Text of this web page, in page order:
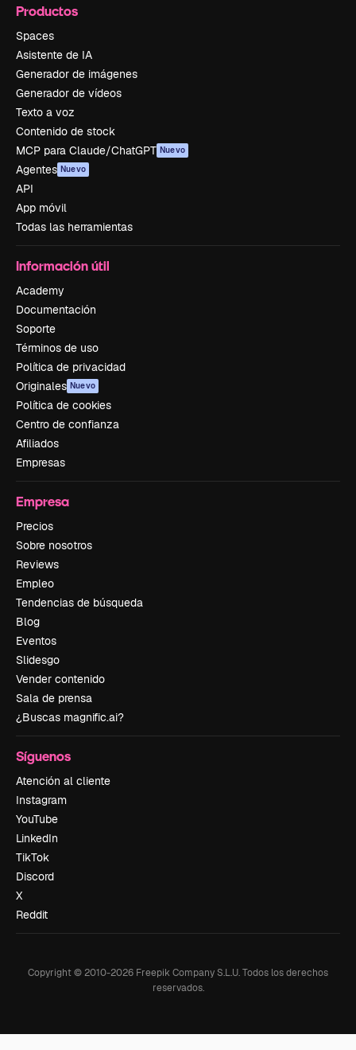
Productos
Spaces
Asistente de IA
Generador de imágenes
Generador de vídeos
Texto a voz
Contenido de stock
MCP para Claude/ChatGPT Nuevo
Agentes Nuevo
API
App móvil
Todas las herramientas
Información útil
Academy
Documentación
Soporte
Términos de uso
Política de privacidad
Originales Nuevo
Política de cookies
Centro de confianza
Afiliados
Empresas
Empresa
Precios
Sobre nosotros
Reviews
Empleo
Tendencias de búsqueda
Blog
Eventos
Slidesgo
Vender contenido
Sala de prensa
¿Buscas magnific.ai?
Síguenos
Atención al cliente
Instagram
YouTube
LinkedIn
TikTok
Discord
X
Reddit
Copyright © 2010-2026 Freepik Company S.L.U.Todos los derechos
reservados.